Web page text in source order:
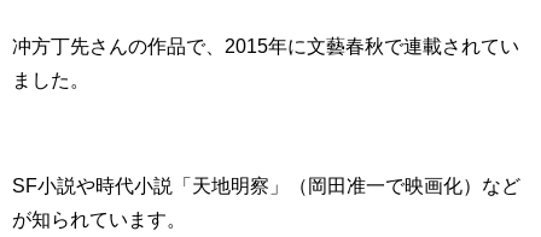
冲方丁先さんの作品で、2015年に文藝春秋で連載されてい
ました。
SF小説や時代小説「天地明察」（岡田准一で映画化）など
が知られています。